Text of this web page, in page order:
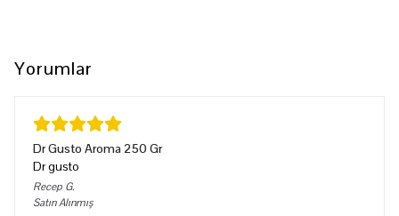
Yorumlar
Dr Gusto Aroma 250 Gr
Dr gusto
Recep G.
Satın Alınmış